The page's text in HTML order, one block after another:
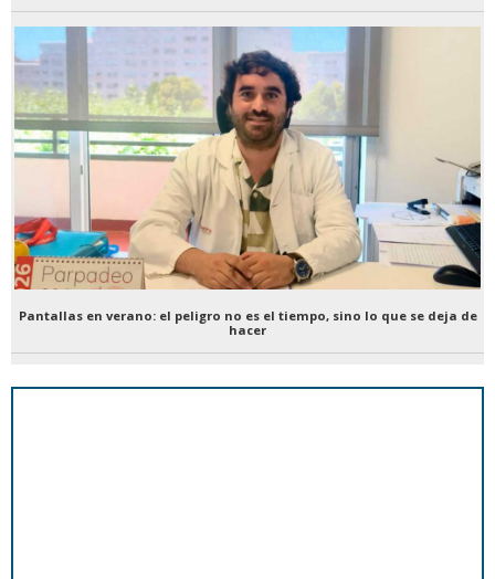
Pantallas en verano: el peligro no es el tiempo, sino lo que se deja de
hacer